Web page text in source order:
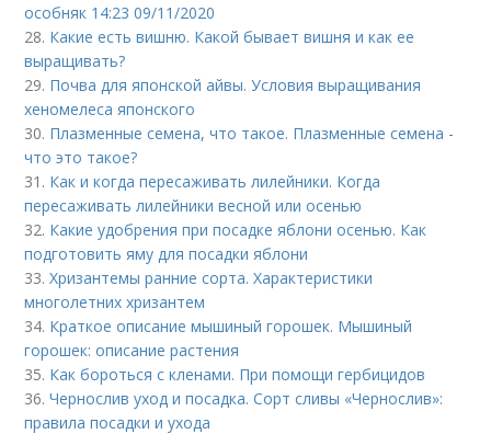
особняк 14:23 09/11/2020
28. Какие есть вишню. Какой бывает вишня и как ее
выращивать?
29. Почва для японской айвы. Условия выращивания
хеномелеса японского
30. Плазменные семена, что такое. Плазменные семена -
что это такое?
31. Как и когда пересаживать лилейники. Когда
пересаживать лилейники весной или осенью
32. Какие удобрения при посадке яблони осенью. Как
подготовить яму для посадки яблони
33.Хризантемы ранние сорта. Характеристики
многолетних хризантем
34. Краткое описание мышиный горошек. Мышиный
горошек: описание растения
35. Как бороться с кленами. При помощи гербицидов
36.Чернослив уход и посадка. Сорт сливы «Чернослив»:
правила посадки и ухода